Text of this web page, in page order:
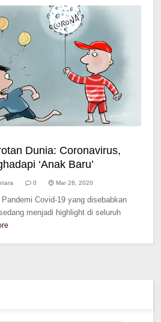
Dunia: Coronavirus,
‘Anak Baru’
0 Mar 26, 2020
Covid-19 yang disebabkan
menjadi highlight di seluruh